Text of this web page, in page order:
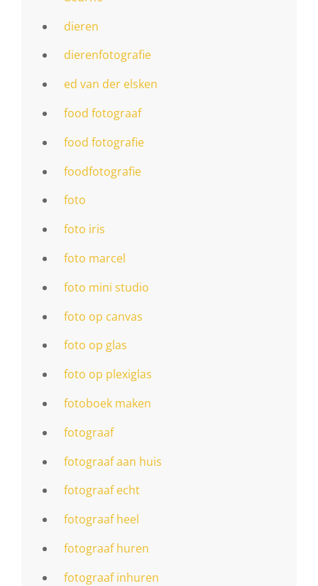
dieren
dierenfotografie
ed van der elsken
food fotograaf
food fotografie
foodfotografie
foto
foto iris
foto marcel
foto mini studio
foto op canvas
foto op glas
foto op plexiglas
fotoboek maken
fotograaf
fotograaf aan huis
fotograaf echt
fotograaf heel
fotograaf huren
fotograaf inhuren